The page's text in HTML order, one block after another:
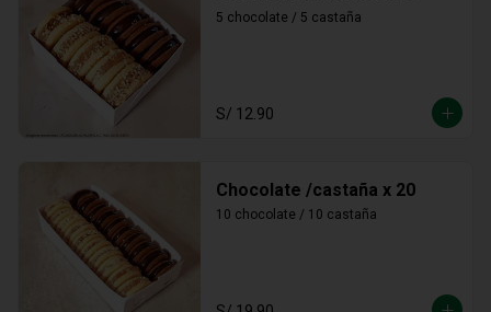
5 chocolate / 5 castaña
S/ 12.90
Chocolate /castaña x 20
10 chocolate / 10 castaña